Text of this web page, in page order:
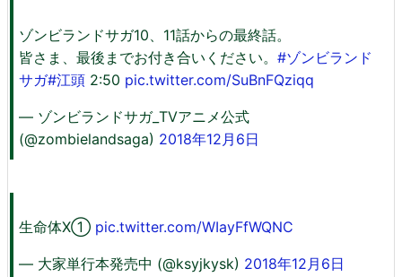
ゾンビランドサガ10、11話からの最終話。
皆さま、最後までお付き合いください。 #ゾンビランド
サガ#江頭 2:50 pic.twitter.com/SuBnFQziqq
— ゾンビランドサガ_TVアニメ公式
(@zombielandsaga) 2018年12月6日
生命体X① pic.twitter.com/WIayFfWQNC
— 大家単行本発売中 (@ksyjkysk) 2018年12月6日